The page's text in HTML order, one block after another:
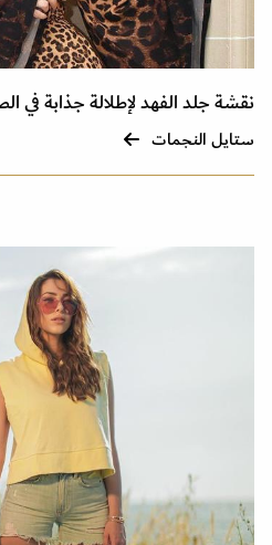
نقشة جلد الفهد لإطلالة جذابة
ستايل النجمات